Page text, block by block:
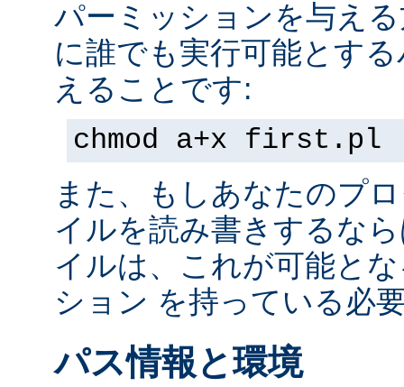
パーミッションを与え
に誰でも実行可能とす
えることです:
chmod a+x first.pl
また、もしあなたのプ
イルを読み書きするな
イルは、これが可能と
ション を持っている必
パス情報と環境